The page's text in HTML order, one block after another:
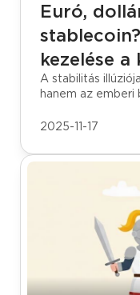
Euró,
kezelése
A stabilitás
hanem az emberi
2025-11-17